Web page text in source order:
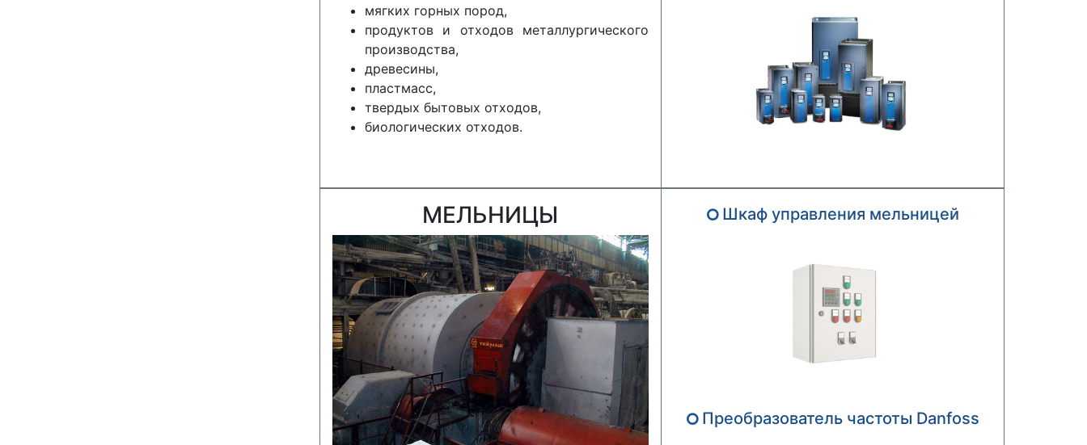
мягких горных пород,
продуктов и отходов металлургического
производства,
древесины,
пластмасс,
твердых бытовых отходов,
биологических отходов.
МЕЛЬНИЦЫ Шкаф управления мельницей
Преобразователь частоты Danfoss